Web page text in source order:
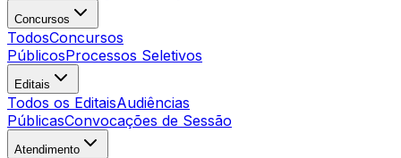
Concursos
TodosConcursos
PúblicosProcessos Seletivos
Editais
Todos os EditaisAudiências
PúblicasConvocações de Sessão
Atendimento